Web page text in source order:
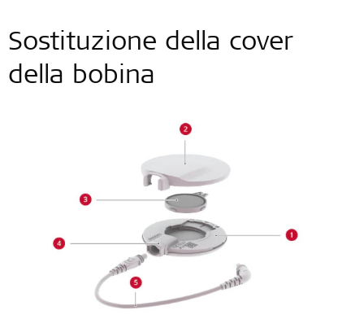
Sostituzione della cover
della bobina